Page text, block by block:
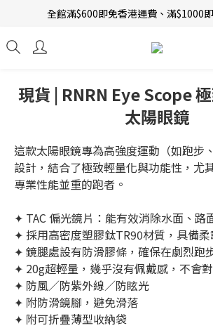
新會員招募中 | 即送 $12 購物金
全館滿$600即免香港運費、滿$1000
現貨 | RNRN Eye Scope
太陽眼鏡
這款太陽眼鏡專為高強度運動（如跑步
設計，結合了極致輕量化與功能性，尤
專業性能並重的跑者。
✦ TAC 偏光鏡片：能有效消除水面、路
✦ 採用高密度塑膠鈦TR90材質，具備
✦ 鏡腿處設有防滑膠條，確保在劇烈跑
✦ 20g超輕量，幾乎沒有佩戴感，不會
✦ 防風／防紫外線／防眩光
✦ 附防滑鏡腳，避免滑落
✦ 附可折疊薄型收納袋